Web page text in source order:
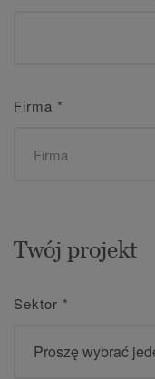
Firma *
Twój projekt
Sektor *